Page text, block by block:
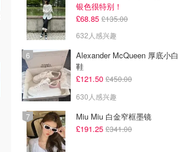
银色很特别！
£68.85 £135.00
632人感兴趣
Alexander McQueen 厚底小白
鞋
£121.50 £450.00
630人感兴趣
Miu Miu 白金窄框墨镜
£191.25 £341.00